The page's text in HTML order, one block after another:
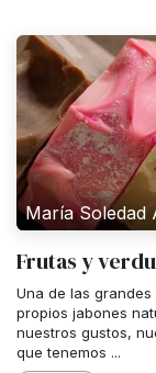
María Soledad
Frutas y
Una de las
propios jabones
nuestros gustos,
que tenemos ...